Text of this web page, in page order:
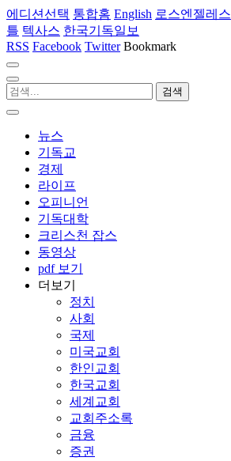
에디션선택 통합홈 English 로스엔젤레스
틀 텍사스 한국기독일보
RSS Facebook Twitter Bookmark
뉴스
기독교
경제
라이프
오피니언
기독대학
크리스천 잡스
동영상
pdf 보기
더보기
정치
사회
국제
미국교회
한인교회
한국교회
세계교회
교회주소록
금융
증권